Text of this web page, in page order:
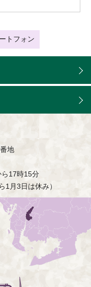
トフォン
地
17時15分
1月3日は休み）